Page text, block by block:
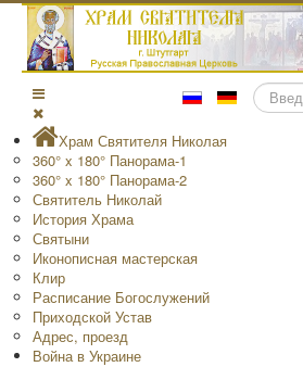
Поиск
Храм Святителя Николая
360° x 180° Панорама-1
360° x 180° Панорама-2
Святитель Николай
История Храма
Святыни
Иконописная мастерская
Клир
Расписание Богослужений
Приходской Устав
Адрес, проезд
Война в Украине